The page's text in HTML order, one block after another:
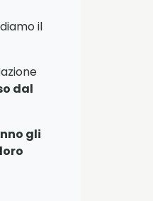
il
dal
gli